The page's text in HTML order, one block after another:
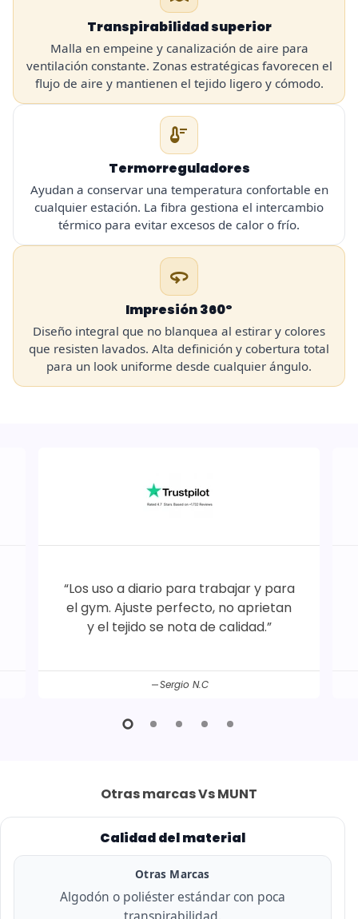
Transpirabilidad superior
Malla en empeine y canalización de aire para
ventilación constante. Zonas estratégicas favorecen el
flujo de aire y mantienen el tejido ligero y cómodo.
thermostat
Termorreguladores
Ayudan a conservar una temperatura confortable en
cualquier estación. La fibra gestiona el intercambio
térmico para evitar excesos de calor o frío.
360
Impresión 360º
Diseño integral que no blanquea al estirar y colores
que resisten lavados. Alta definición y cobertura total
para un look uniforme desde cualquier ángulo.
“Los uso a diario para trabajar y para
el gym. Ajuste perfecto, no aprietan
y el tejido se nota de calidad.”
Sergio N.C
Otras marcas Vs MUNT
Calidad del material
Otras Marcas
Algodón o poliéster estándar con poca